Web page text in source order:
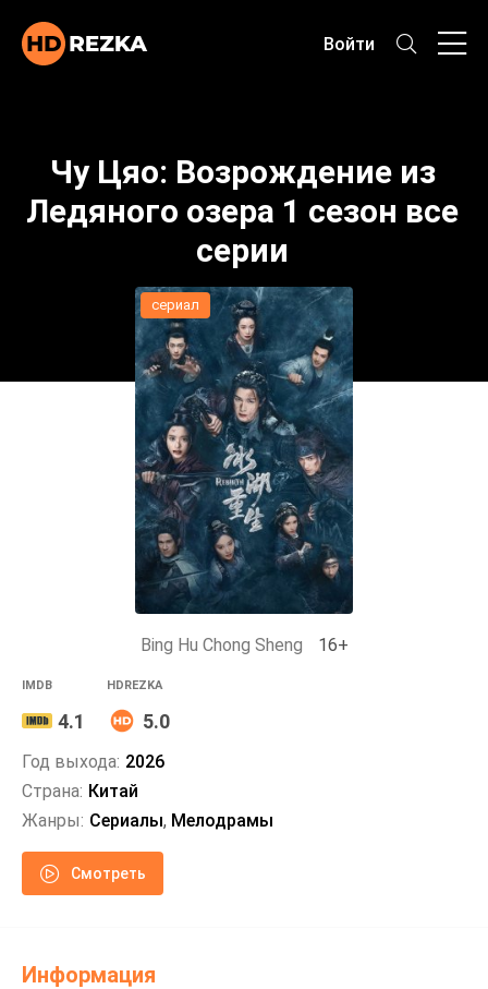
Войти
Чу Цяо: Возрождение из
Ледяного озера 1 сезон все
серии
сериал
Bing Hu Chong Sheng 16+
IMDB
4.1
HDREZKA
5.0
Год выхода: 2026
Страна: Китай
Жанры: Сериалы, Мелодрамы
Смотреть
Информация